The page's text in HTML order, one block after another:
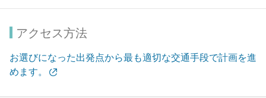
アクセス方法
お選びになった出発点から最も適切な交通手段で計画を進
めます。